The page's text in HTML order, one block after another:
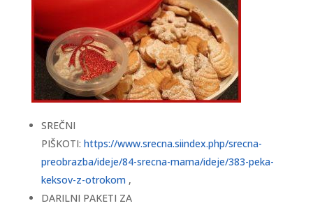
SREČNI
PIŠKOTI: https://www.srecna.siindex.php/srecna-
preobrazba/ideje/84-srecna-mama/ideje/383-peka-
keksov-z-otrokom,
DARILNI PAKETI ZA